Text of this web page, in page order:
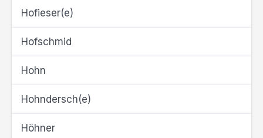
Hofieser(e)
Hofschmid
Hohn
Hohndersch(e)
Höhner